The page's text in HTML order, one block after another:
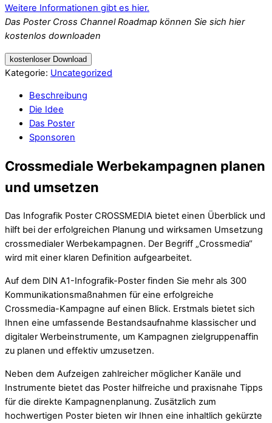
Weitere Informationen gibt es hier.
Das Poster Cross Channel Roadmap können Sie sich hier
kostenlos downloaden
kostenloser Download
Kategorie: Uncategorized
Beschreibung
Die Idee
Das Poster
Sponsoren
Crossmediale Werbekampagnen planen
und umsetzen
Das Infografik Poster CROSSMEDIA bietet einen Überblick und
hilft bei der erfolgreichen Planung und wirksamen Umsetzung
crossmedialer Werbekampagnen. Der Begriff „Crossmedia“
wird mit einer klaren Definition aufgearbeitet.
Auf dem DIN A1-Infografik-Poster finden Sie mehr als 300
Kommunikationsmaßnahmen für eine erfolgreiche
Crossmedia-Kampagne auf einen Blick. Erstmals bietet sich
Ihnen eine umfassende Bestandsaufnahme klassischer und
digitaler Werbeinstrumente, um Kampagnen zielgruppenaffin
zu planen und effektiv umzusetzen.
Neben dem Aufzeigen zahlreicher möglicher Kanäle und
Instrumente bietet das Poster hilfreiche und praxisnahe Tipps
für die direkte Kampagnenplanung. Zusätzlich zum
hochwertigen Poster bieten wir Ihnen eine inhaltlich gekürzte